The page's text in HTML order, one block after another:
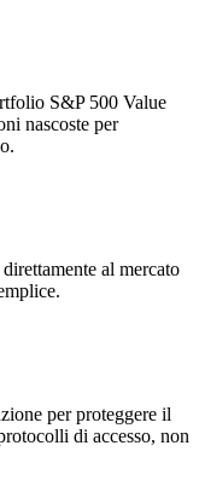
S&P 500 Value
nascoste per
al mercato
per proteggere il
di accesso, non